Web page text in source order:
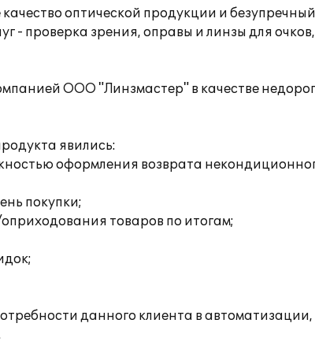
оптической продукции и
- проверка зрения, оправы и линзы для
ООО "Линзмастер" в качестве
явились:
оформления возврата
покупки;
товаров по итогам;
данного клиента в